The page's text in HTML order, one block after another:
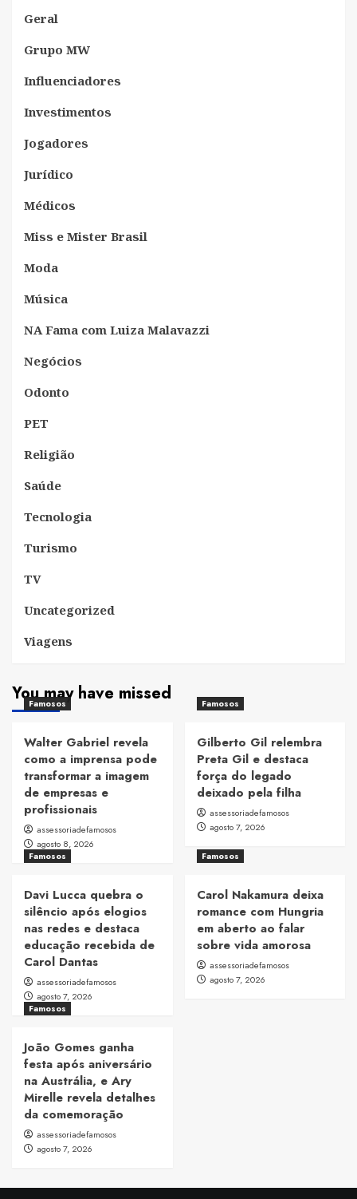
Geral
Grupo MW
Influenciadores
Investimentos
Jogadores
Jurídico
Médicos
Miss e Mister Brasil
Moda
Música
NA Fama com Luiza Malavazzi
Negócios
Odonto
PET
Religião
Saúde
Tecnologia
Turismo
TV
Uncategorized
Viagens
You may have missed
Famosos
Walter Gabriel revela
como a imprensa pode
transformar a imagem
de empresas e
profissionais
assessoriadefamosos
agosto 8, 2026
Famosos
Gilberto Gil relembra
Preta Gil e destaca
força do legado
deixado pela filha
assessoriadefamosos
agosto 7, 2026
Famosos
Davi Lucca quebra o
silêncio após elogios
nas redes e destaca
educação recebida de
Carol Dantas
assessoriadefamosos
agosto 7, 2026
Famosos
Carol Nakamura deixa
romance com Hungria
em aberto ao falar
sobre vida amorosa
assessoriadefamosos
agosto 7, 2026
Famosos
João Gomes ganha
festa após aniversário
na Austrália, e Ary
Mirelle revela detalhes
da comemoração
assessoriadefamosos
agosto 7, 2026